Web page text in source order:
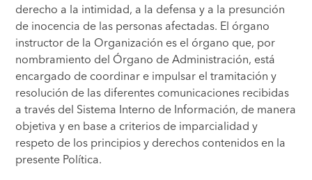
derecho a la intimidad, a la defensa y a la presunción
de inocencia de las personas afectadas. El órgano
instructor de la Organización es el órgano que, por
nombramiento del Órgano de Administración, está
encargado de coordinar e impulsar el tramitación y
resolución de las diferentes comunicaciones recibidas
a través del Sistema Interno de Información, de manera
objetiva y en base a criterios de imparcialidad y
respeto de los principios y derechos contenidos en la
presente Política.